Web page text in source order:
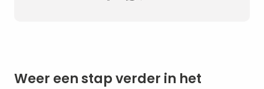
Weer een stap verder in het